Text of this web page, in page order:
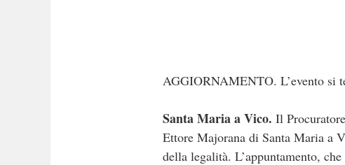
AGGIORNAMENTO. L’evento si
Santa Maria a Vico. Il
Ettore Majorana di Santa Maria a
della legalità. L’appuntamento,